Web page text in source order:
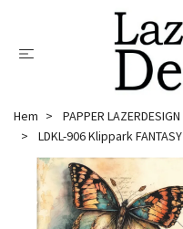
Hem PAPPER LAZERDESIGN
LDKL-906 Klippark FANTASY